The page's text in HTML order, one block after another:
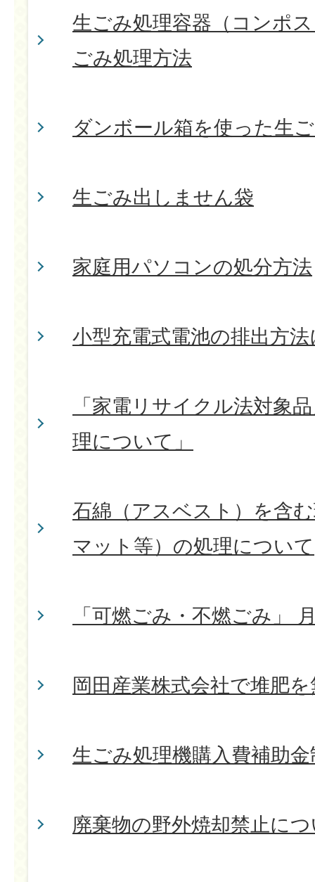
生ごみ処理容器（コンポ
ごみ処理方法
ダンボール箱を使った生
生ごみ出しません袋
家庭用パソコンの処分方法
小型充電式電池の排出方
「家電リサイクル法対象
理について」
石綿（アスベスト）を含
マット等）の処理について
「可燃ごみ・不燃ごみ」
岡田産業株式会社で堆肥
生ごみ処理機購入費補助金
廃棄物の野外焼却禁止に